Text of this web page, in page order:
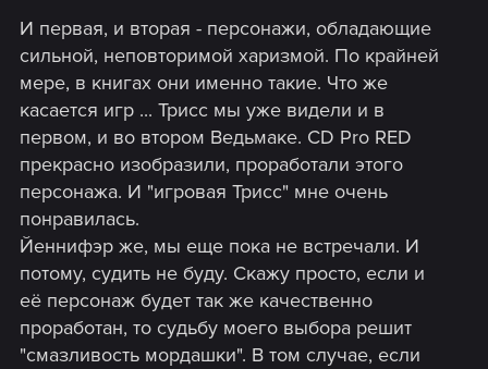
И первая, и вторая - персонажи, обладающие
сильной, неповторимой харизмой. По крайней
мере, в книгах они именно такие. Что же
касается игр ... Трисс мы уже видели и в
первом, и во втором Ведьмаке. CD Pro RED
прекрасно изобразили, проработали этого
персонажа. И "игровая Трисс" мне очень
понравилась.
Йеннифэр же, мы еще пока не встречали. И
потому, судить не буду. Скажу просто, если и
её персонаж будет так же качественно
проработан, то судьбу моего выбора решит
"смазливость мордашки". В том случае, если